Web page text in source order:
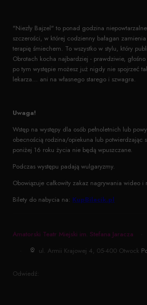
"Niezły Bajzel" to ponad godzina
szczerości, w której codzienny bałagan
terapię śmiechem. To wszystko w stylu, który
Obrotach kocha najbardziej - prawdziwie,
po tym występie możesz już nigdy nie spojrzeć
lekarza... ani na własnego starego i szwagra.
Uwaga!
Wstęp na występy dla osób pełnoletnich lub
obecnością rodzina/opiekuna lub potwierdzając
poniżej 16 roku życia nie będą wpuszczane.
Podczas występu padają wulgaryzmy.
Obowiązuje całkowity zakaz nagrywania wideo i
Bilety do nabycia na: KupBilecik.pl
Amatorski Teatr Miejski im. Stefana Jaracza
ul. Armii Krajowej 4, 05-400 Otwock
Odwiedź: